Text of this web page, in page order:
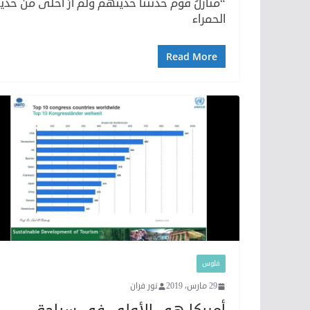
الحمراء
Read More
فلوس
29 مارس، 2019 نور فران